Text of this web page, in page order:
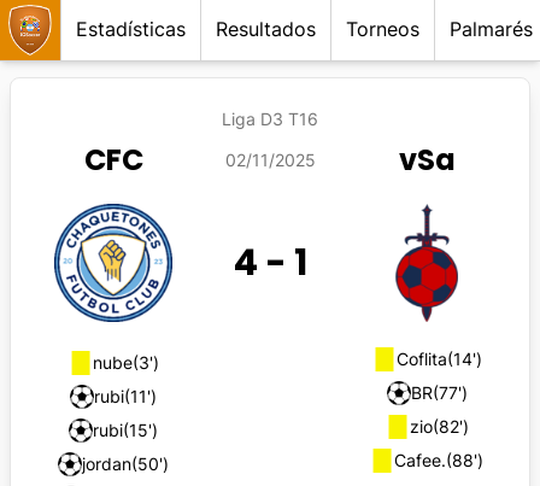
Estadísticas Resultados Torneos Palmarés
Liga D3 T16
CFC 02/11/2025 vSa
4 - 1
nube(3')
rubi(11')
rubi(15')
jordan(50')
Coflita(14')
BR(77')
zio(82')
Cafee.(88')